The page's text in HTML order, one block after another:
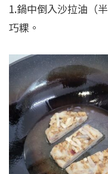
1.鍋中倒入沙拉油（
巧粿。